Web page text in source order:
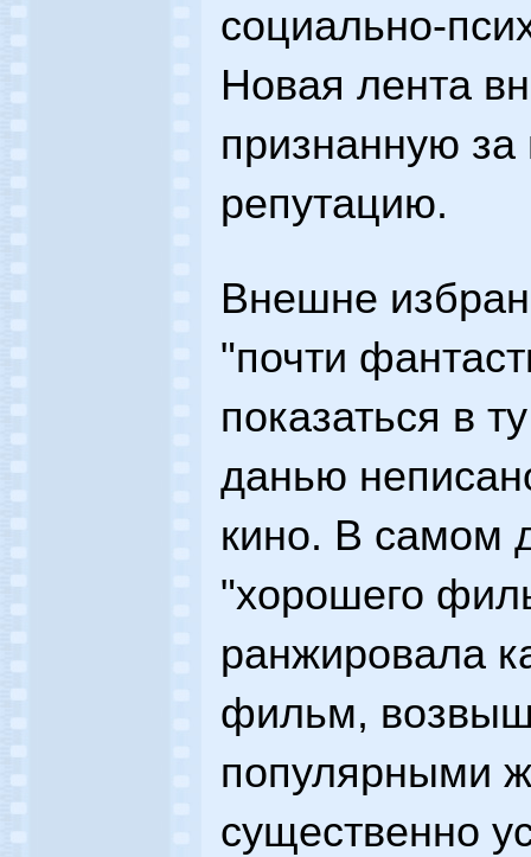
социально-
Новая лента
признанную
репутацию.
Внешне
"почти
показаться в
данью
кино. В самом
"хорошего
ранжировала
фильм,
популярными
существенно